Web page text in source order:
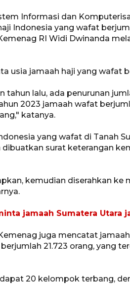
Informasi dan
Indonesia yang wafat
RI Widi Dwinanda
usia jamaah haji yang wafat
tahun lalu, ada penurunan
2023 jamaah wafat
katanya.
yang wafat di Tanah
dibuatkan surat keterangan
kemudian diserahkan ke
jamaah Sumatera Utara
juga mencatat
21.723 orang, yang
20 kelompok terbang,